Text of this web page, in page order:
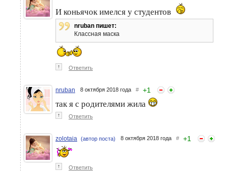
И коньячок имелся у студентов
nruban пишет:
Классная маска
↑ Ответить
nruban 8 октября 2018 года # +1
так я с родителями жила
↑ Ответить
zolotaia (автор поста) 8 октября 2018 года # +1
↑ Ответить